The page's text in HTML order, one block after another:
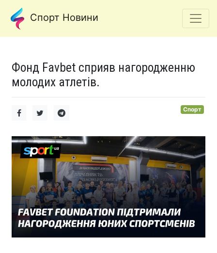
Спорт Новини
Фонд Favbet сприяв нагородженню
молодих атлетів.
Спорт